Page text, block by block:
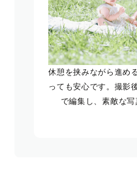
休憩を挟みながら進め
っても安心です。撮影
で編集し、素敵な写